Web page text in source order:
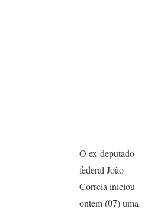
O ex-deputado
federal João
Correia iniciou
ontem (07) uma